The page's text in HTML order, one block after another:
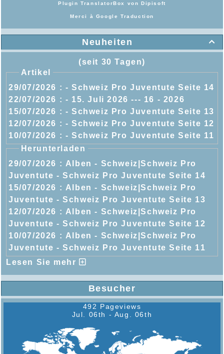
Plugin TranslatorBox vonDipisoft
Merci à Google Traduction

Neuheiten
(seit 30 Tagen)
Artikel
29/07/2026 : - Schweiz Pro Juventute Seite 14
22/07/2026 :
- 15. Juli 2026 --- 16 - 2026
15/07/2026 : - Schweiz Pro Juventute Seite 13
12/07/2026 : - Schweiz Pro Juventute Seite 12
10/07/2026 : - Schweiz Pro Juventute Seite 11
Herunterladen
29/07/2026 : Alben - Schweiz|Schweiz Pro
Juventute - Schweiz Pro Juventute Seite 14
15/07/2026 : Alben - Schweiz|Schweiz Pro
Juventute - Schweiz Pro Juventute Seite 13
12/07/2026 : Alben - Schweiz|Schweiz Pro
Juventute - Schweiz Pro Juventute Seite 12
10/07/2026 : Alben - Schweiz|Schweiz Pro
Juventute - Schweiz Pro Juventute Seite 11
Lesen Sie mehr
Besucher
492 Pageviews
Jul. 06th - Aug. 06th